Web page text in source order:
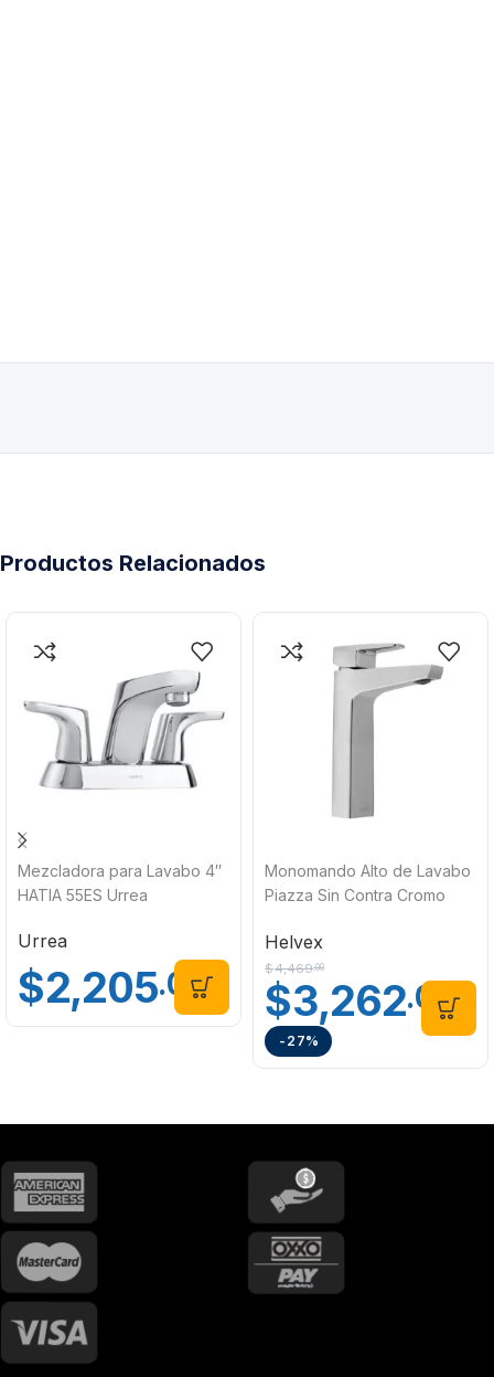
Productos Relacionados
Mezcladora para Lavabo 4″
HATIA 55ES Urrea
Urrea
$2,205.00
Monomando Alto de Lavabo
Piazza Sin Contra Cromo
Helvex
$4,469.00
$3,262.00
-27%